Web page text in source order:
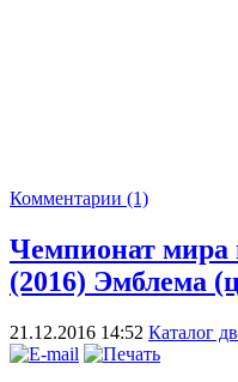
Комментарии (1)
Чемпионат мира
(2016) Эмблема
21.12.2016 14:52 Каталог